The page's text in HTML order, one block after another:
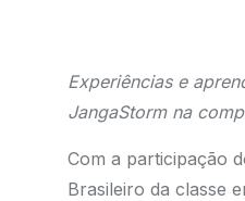
Experiências e
JangaStorm na
Com a participação
Brasileiro da classe